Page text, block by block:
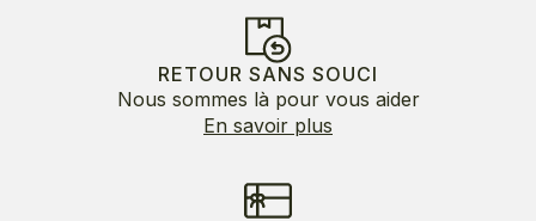
RETOUR SANS SOUCI
Nous sommes là pour vous aider
En savoir plus